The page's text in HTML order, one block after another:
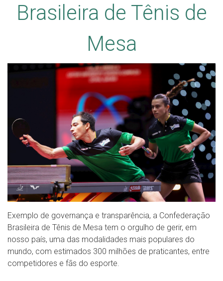
Brasileira de Tênis de
Mesa
Exemplo de governança e transparência, a Confederação
Brasileira de Tênis de Mesa tem o orgulho de gerir, em
nosso país, uma das modalidades mais populares do
mundo, com estimados 300 milhões de praticantes, entre
competidores e fãs do esporte.